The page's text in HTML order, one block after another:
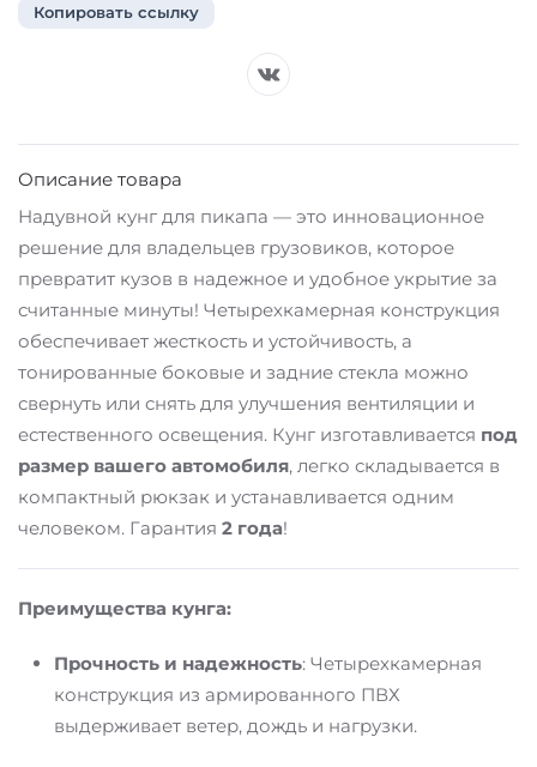
Копировать ссылку
Описание товара
Надувной кунг для пикапа — это инновационное
решение для владельцев грузовиков, которое
превратит кузов в надежное и удобное укрытие за
считанные минуты! Четырехкамерная конструкция
обеспечивает жесткость и устойчивость, а
тонированные боковые и задние стекла можно
свернуть или снять для улучшения вентиляции и
естественного освещения. Кунг изготавливается под
размер вашего автомобиля, легко складывается в
компактный рюкзак и устанавливается одним
человеком. Гарантия 2 года!
Преимущества кунга:
Прочность и надежность: Четырехкамерная
конструкция из армированного ПВХ
выдерживает ветер, дождь и нагрузки.